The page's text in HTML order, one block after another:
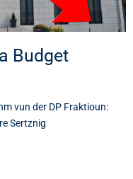
Budget
vun der DP Fraktioun:
Sertznig